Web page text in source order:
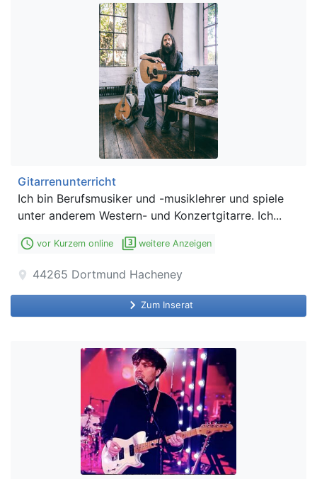
Gitarrenunterricht
Ich bin Berufsmusiker und -musiklehrer und spiele
unter anderem Western- und Konzertgitarre. Ich...
access_time vor Kurzem online filter_3 weitere Anzeigen
location_on 44265 Dortmund Hacheney
keyboard_arrow_right Zum Inserat